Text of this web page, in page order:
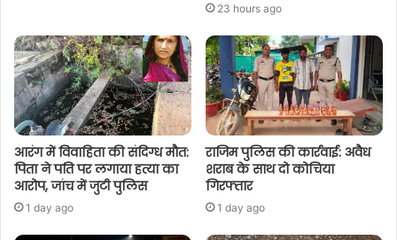
23 hours ago
आरंग में विवाहिता की संदिग्ध मौत:
पिता ने पति पर लगाया हत्या का
आरोप, जांच में जुटी पुलिस
1 day ago
राजिम पुलिस की कार्रवाई: अवैध
शराब के साथ दो कोचिया
गिरफ्तार
1 day ago